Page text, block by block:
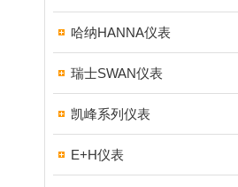
哈纳HANNA仪表
瑞士SWAN仪表
凯峰系列仪表
E+H仪表